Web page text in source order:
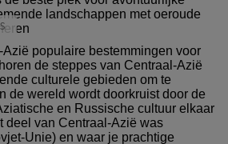
populaire bestemmingen voor
de steppes van Centraal-Azië
culturele gebieden om te
de wereld wordt doorkruist door de
en Russische cultuur elkaar
deel van Centraal-Azië was
Unie) en waar je prachtige